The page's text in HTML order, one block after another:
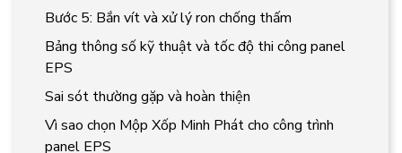
Bước 5: Bắn vít và xử lý ron chống thấm
Bảng thông số kỹ thuật và tốc độ thi công panel
EPS
Sai sót thường gặp và hoàn thiện
Vì sao chọn Mộp Xốp Minh Phát cho công trình
panel EPS